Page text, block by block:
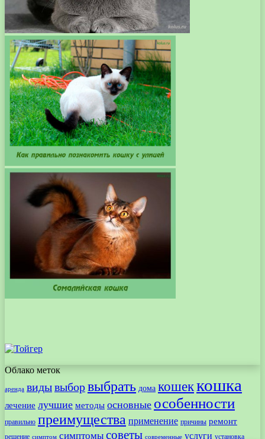
Облако меток
аренда видывыборвыбрать дома кошеккошка
лечение лучшие методы основные особенности
правильно преимущества применение причины ремонт
решение симптом симптомы советы современные услуги установка